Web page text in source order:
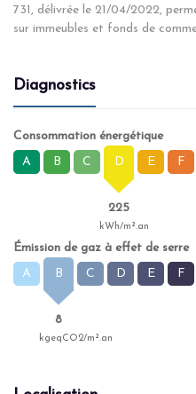
731, délivrée le 21/04/2022,
sur immeubles et fonds de
Diagnostics
Consommation énergétique
A
B C D
225
kWh/m².an
E F
Émission de gaz à effet de serre
A
B
8
kgeqCO2/m².an
C D E F